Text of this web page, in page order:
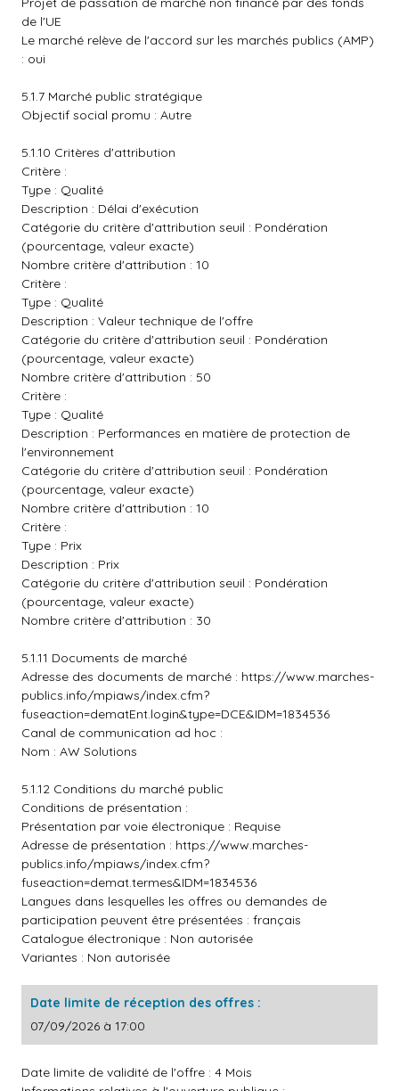
de l'UE
Le marché relève de l'accord sur les marchés publics (AMP)
: oui
5.1.7 Marché public stratégique
Objectif social promu : Autre
5.1.10 Critères d'attribution
Critère :
Type : Qualité
Description : Délai d'exécution
Catégorie du critère d'attribution seuil : Pondération
(pourcentage, valeur exacte)
Nombre critère d'attribution : 10
Critère :
Type : Qualité
Description : Valeur technique de l'offre
Catégorie du critère d'attribution seuil : Pondération
(pourcentage, valeur exacte)
Nombre critère d'attribution : 50
Critère :
Type : Qualité
Description : Performances en matière de protection de
l'environnement
Catégorie du critère d'attribution seuil : Pondération
(pourcentage, valeur exacte)
Nombre critère d'attribution : 10
Critère :
Type : Prix
Description : Prix
Catégorie du critère d'attribution seuil : Pondération
(pourcentage, valeur exacte)
Nombre critère d'attribution : 30
5.1.11 Documents de marché
Adresse des documents de marché : https://www.marches-
publics.info/mpiaws/index.cfm?
fuseaction=dematEnt.login&type=DCE&IDM=1834536
Canal de communication ad hoc :
Nom : AW Solutions
5.1.12 Conditions du marché public
Conditions de présentation :
Présentation par voie électronique : Requise
Adresse de présentation : https://www.marches-
publics.info/mpiaws/index.cfm?
fuseaction=demat.termes&IDM=1834536
Langues dans lesquelles les offres ou demandes de
participation peuvent être présentées : français
Catalogue électronique : Non autorisée
Variantes : Non autorisée
Date limite de réception des offres :
07/09/2026 à 17:00
Date limite de validité de l'offre : 4 Mois